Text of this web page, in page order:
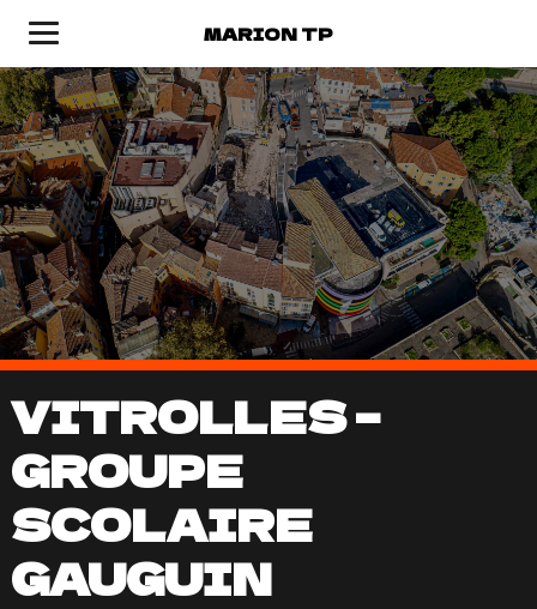
MARION TP
VITROLLES –
GROUPE
SCOLAIRE
GAUGUIN